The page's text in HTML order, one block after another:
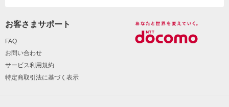
お客さまサポート
FAQ
お問い合わせ
サービス利用規約
特定商取引法に基づく表示